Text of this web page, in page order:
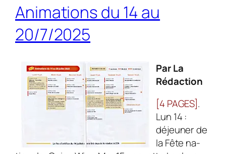
Animations du 14 au
20/7/2025
Par La
Rédaction
[4 PAGES].
Lun 14 :
déjeuner de
la Fête na­